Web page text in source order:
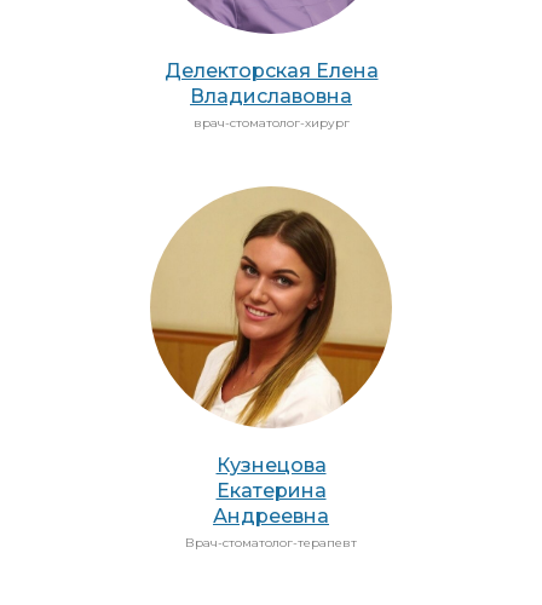
Делекторская Елена
Владиславовна
врач-стоматолог-хирург
Кузнецова
Екатерина
Андреевна
Врач-стоматолог-терапевт